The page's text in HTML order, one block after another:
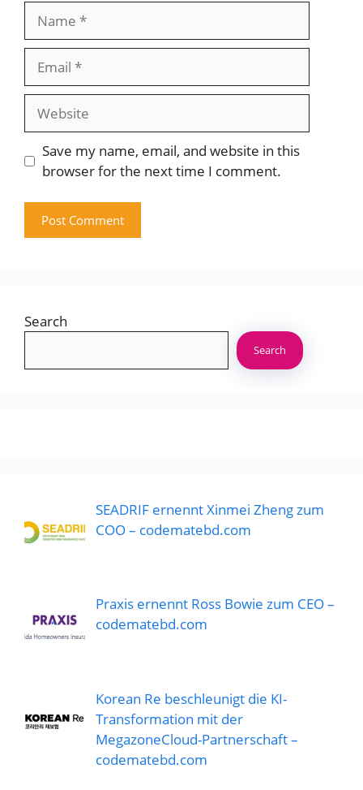
Website
Save my name, email, and website in this
browser for the next time I comment.
Search
Search
SEADRIF ernennt Xinmei Zheng zum
COO – codematebd.com
Praxis ernennt Ross Bowie zum CEO –
codematebd.com
Korean Re beschleunigt die KI-
Transformation mit der
MegazoneCloud-Partnerschaft –
codematebd.com